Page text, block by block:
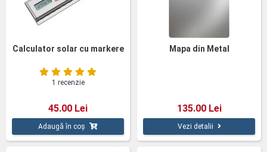
Calculator solar cu markere
1 recenzie
45.00 Lei
Adaugă în coș
Mapa din Metal
135.00 Lei
Vezi detalii